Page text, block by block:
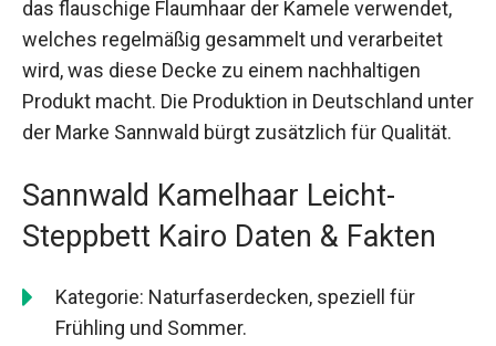
das flauschige Flaumhaar der Kamele verwendet,
welches regelmäßig gesammelt und verarbeitet
wird, was diese Decke zu einem nachhaltigen
Produkt macht. Die Produktion in Deutschland unter
der Marke Sannwald bürgt zusätzlich für Qualität.
Sannwald Kamelhaar Leicht-
Steppbett Kairo Daten & Fakten
Kategorie: Naturfaserdecken, speziell für
Frühling und Sommer.